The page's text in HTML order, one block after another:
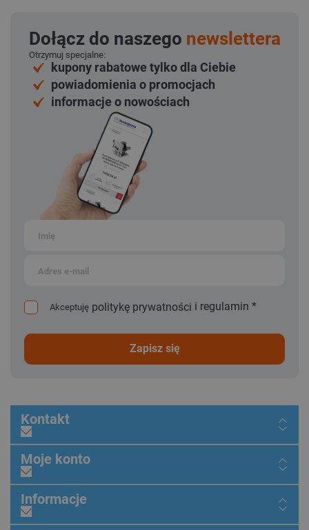
Dołącz do naszego newslettera
Otrzymuj specjalne:
kupony rabatowe tylko dla Ciebie
powiadomienia o promocjach
informacje o nowościach
Akceptuję politykę prywatności i regulamin *
zapisz się
Kontakt
Moje konto
Informacje